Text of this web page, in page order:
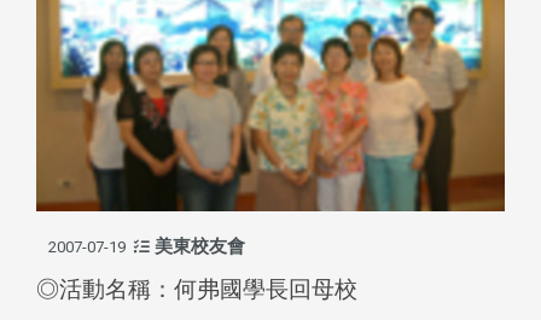
2007-07-19 美東校友會
◎活動名稱：何弗國學長回母校